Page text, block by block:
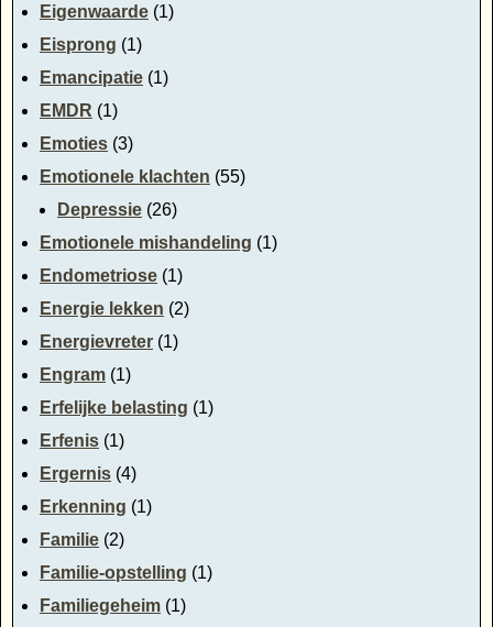
Eigenwaarde (1)
Eisprong (1)
Emancipatie (1)
EMDR (1)
Emoties (3)
Emotionele klachten (55)
Depressie (26)
Emotionele mishandeling (1)
Endometriose (1)
Energie lekken (2)
Energievreter (1)
Engram (1)
Erfelijke belasting (1)
Erfenis (1)
Ergernis (4)
Erkenning (1)
Familie (2)
Familie-opstelling (1)
Familiegeheim (1)